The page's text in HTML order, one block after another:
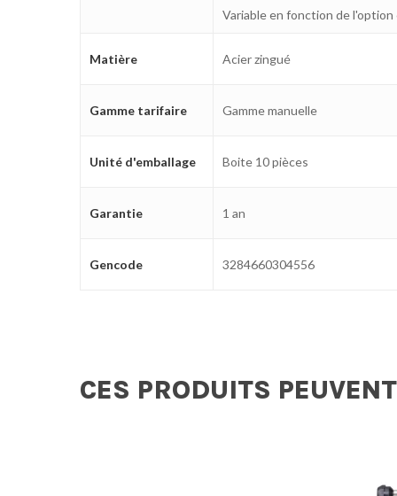
Variable en fonction de l'option
Matière Acier zingué
Gamme tarifaire Gamme manuelle
Unité d'emballage Boite 10 pièces
Garantie 1 an
Gencode 3284660304556
CES PRODUITS